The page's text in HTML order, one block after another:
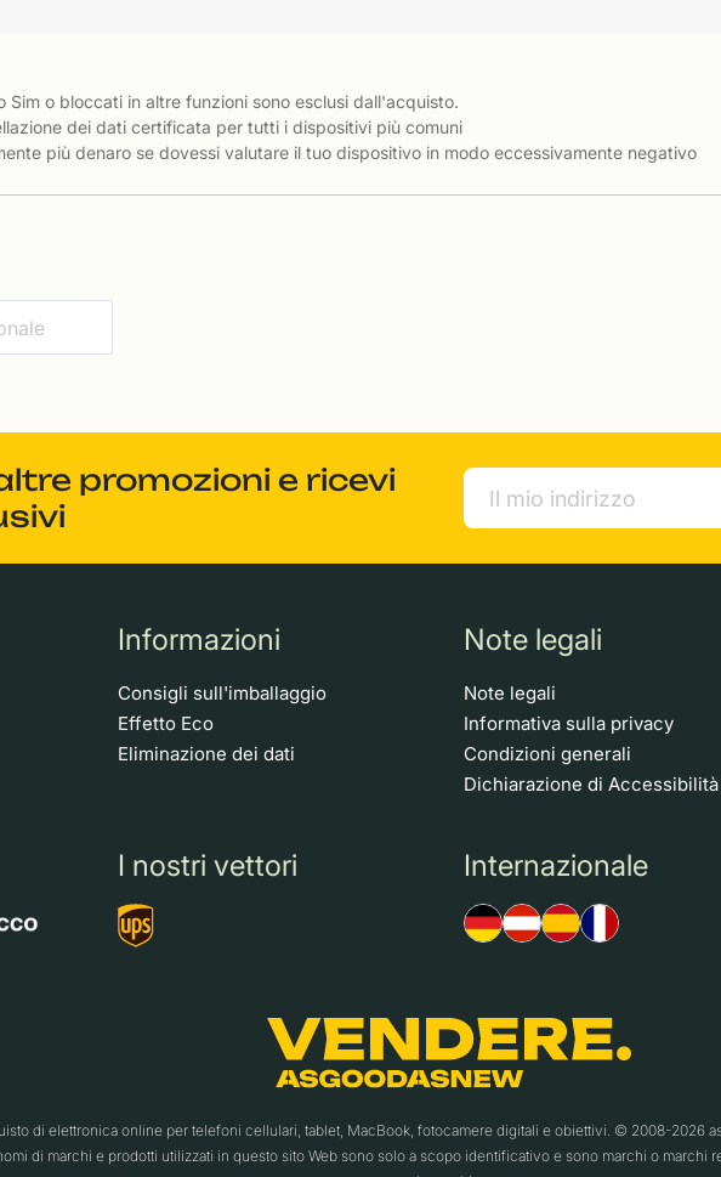
Sim o bloccati in altre funzioni sono esclusi dall'acquisto.
dei dati certificata per tutti i dispositivi più comuni
più denaro se dovessi valutare il tuo dispositivo in modo eccessivamente negativo
promozioni e ricevi
Informazioni
Consigli sull'imballaggio
Effetto Eco
Eliminazione dei dati
Note legali
Note legali
Informativa sulla privacy
Condizioni generali
Dichiarazione di Accessibilità
I nostri vettori Internazionale
di elettronica online per telefoni cellulari, tablet, MacBook, fotocamere digitali e obiettivi. © 2008-2026
di marchi e prodotti utilizzati in questo sito Web sono solo a scopo identificativo e sono marchi o marchi